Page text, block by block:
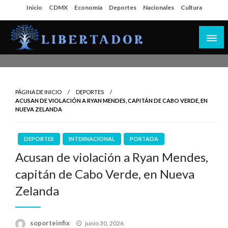
al
contenido
Inicio CDMX Economía Deportes Nacionales Cultura
PÁGINA DE INICIO
DEPORTES
ACUSAN DE VIOLACIÓN A RYAN MENDES, CAPITÁN DE CABO VERDE, EN
NUEVA ZELANDA
DEPORTES INTERNACIONAL PORTADA
Acusan de violación a Ryan Mendes,
capitán de Cabo Verde, en Nueva
Zelanda
soporteinfix
Publicado
junio 30, 2026